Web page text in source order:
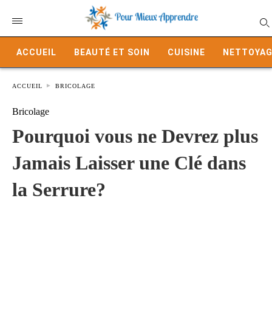
ACCUEIL BEAUTÉ ET SOIN CUISINE
ACCUEIL BRICOLAGE
Bricolage
Pourquoi vous ne Devrez plus
Jamais Laisser une Clé dans
la Serrure?